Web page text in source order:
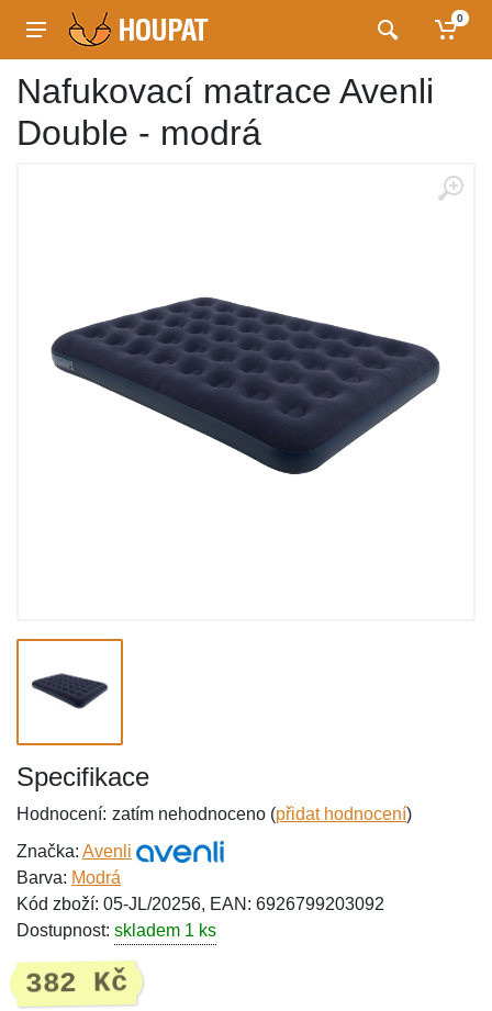
0
Nafukovací matrace Avenli
Double - modrá
Specifikace
Hodnocení: zatím nehodnoceno (přidat hodnocení)
Značka: Avenli
Barva: Modrá
Kód zboží: 05-JL/20256, EAN: 6926799203092
Dostupnost: skladem 1 ks
382 Kč